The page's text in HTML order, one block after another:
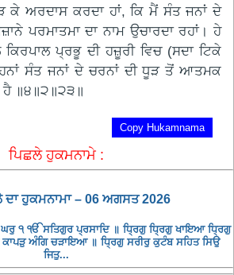
ਅਰਦਾਸ ਕਰਦਾ ਹਾਂ, ਕਿ ਮੈਂ ਸੰਤ ਜਨਾਂ ਦੇ
ਪਰਮਾਤਮਾ ਦਾ ਨਾਮ ਉਚਾਰਦਾ ਰਹਾਂ। ਹੇ
ਪ੍ਰਭੂ ਦੀ ਹਜ਼ੂਰੀ ਵਿਚ (ਸਦਾ ਟਿਕੇ
ਸੰਤ ਜਨਾਂ ਦੇ ਚਰਨਾਂ ਦੀ ਧੂੜ ਤੋਂ ਆਤਮਕ
ਹੈ ॥੪॥੨॥੨੩॥
Copy Hukamnama
ਪਿਛਲੇ ਹੁਕਮਨਾਮੇ :
ਹੁਕਮਨਾਮਾ – 06 ਅਗਸਤ 2026
੧ ੴ ਸਤਿਗੁਰ ਪ੍ਰਸਾਦਿ ॥ ਧ੍ਰਿਗੁ ਧ੍ਰਿਗੁ ਖਾਇਆ ਧ੍ਰਿਗੁ
ਅੰਗਿ ਚੜਾਇਆ ॥ ਧ੍ਰਿਗੁ ਸਰੀਰੁ ਕੁਟੰਬ ਸਹਿਤ ਸਿਉ
ਜਿਤੁ...